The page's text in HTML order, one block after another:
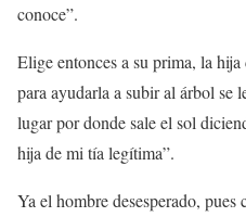
conoce”.
Elige entonces a su prima, la
para ayudarla a subir al árbol se
lugar por donde sale el sol
hija de mi tía legítima”.
Ya el hombre desesperado,